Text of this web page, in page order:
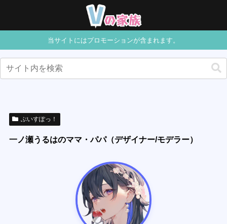
当サイトにはプロモーションが含まれます。
ぶいすぽっ！
一ノ瀬うるはのママ・パパ（デザイナー/モデラー）